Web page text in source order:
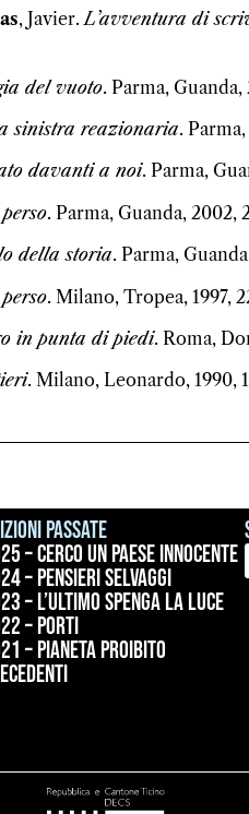
, Javier.L’avventura di
del vuoto. Parma,
sinistra reazionaria.
davanti a noi. Parma,
. Parma, Guanda,
della storia. Parma,
. Milano, Tropea, 1997,
in punta di piedi. Roma,
. Milano, Leonardo, 1990,
passate
– Cerco un paese innocente
– Pensieri selvaggi
– L’ultimo spenga la luce
– Porti
– Pianeta proibito